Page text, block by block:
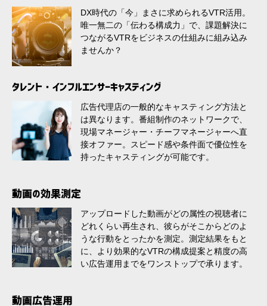
DX時代の「今」まさに求められるVTR活用。
唯一無二の「伝わる構成力」で、課題解決に
つながるVTRをビジネスの仕組みに組み込み
ませんか？
タレント・インフルエンサーキャスティング
広告代理店の一般的なキャスティング方法と
は異なります。番組制作のネットワークで、
現場マネージャー・チーフマネージャーへ直
接オファー。スピード感や条件面で優位性を
持ったキャスティングが可能です。
動画の効果測定
アップロードした動画がどの属性の視聴者に
どれくらい再生され、彼らがそこからどのよ
うな行動をとったかを測定。測定結果をもと
に、より効果的なVTRの構成提案と精度の高
い広告運用までをワンストップで承ります。
動画広告運用